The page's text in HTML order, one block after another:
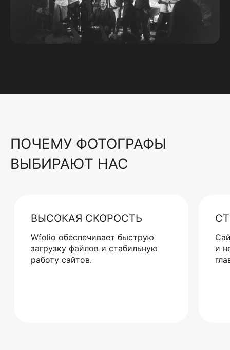
ПОЧЕМУ ФОТОГРАФЫ
ВЫБИРАЮТ НАС
ВЫСОКАЯ СКОРОСТЬ
Wfolio обеспечивает быструю
загрузку файлов и стабильную
работу сайтов.
и